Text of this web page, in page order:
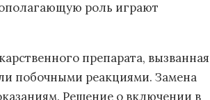
роль играют
препарата, вызванная
побочными реакциями. Замена
Решение о включении в